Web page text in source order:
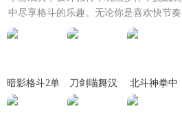
1. 熟悉角色技能：了解并选择适合
作，共同制定战术和策略。
中尽享格斗的乐趣。无论你是喜欢快节
布局，这里都能找到心仪的...
暗影格斗2单
刀剑喵舞汉
化版游戏
北斗神拳中